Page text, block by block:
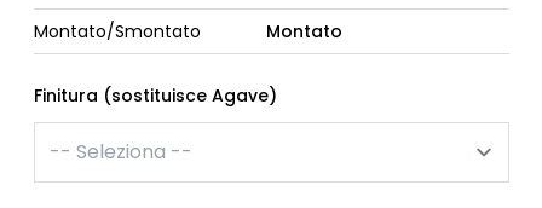
Montato/Smontato
Montato
Finitura (sostituisce Agave)